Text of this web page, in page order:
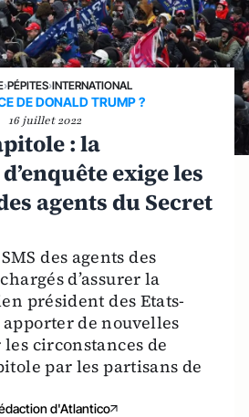
›PÉPITES›INTERNATIONAL
DE DONALD TRUMP ?
16 juillet 2022
: la
exige les
agents du Secret
des agents des
d’assurer la
président des Etats-
de nouvelles
circonstances de
par les partisans de
d'Atlantico